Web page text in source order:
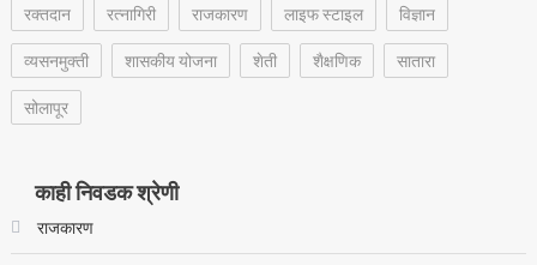
रक्‍तदान
रत्नागिरी राजकारण लाइफ स्टाइल
विज्ञान
व्यसनमुक्ती
शासकीय योजना शेती शैक्षणिक
सातारा
सोलापूर
काही निवडक श्रेणी
राजकारण